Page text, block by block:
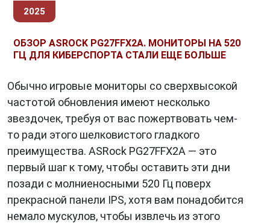
2025
ОБЗОР ASROCK PG27FFX2A. МОНИТОРЫ НА 520
ГЦ ДЛЯ КИБЕРСПОРТА СТАЛИ ЕЩЕ БОЛЬШЕ
Обычно игровые мониторы со сверхвысокой
частотой обновления имеют несколько
звездочек, требуя от вас пожертвовать чем-
то ради этого шелковистого гладкого
преимущества. ASRock PG27FFX2A — это
первый шаг к тому, чтобы оставить эти дни
позади с молниеносными 520 Гц поверх
прекрасной панели IPS, хотя вам понадобится
немало мускулов, чтобы извлечь из этого